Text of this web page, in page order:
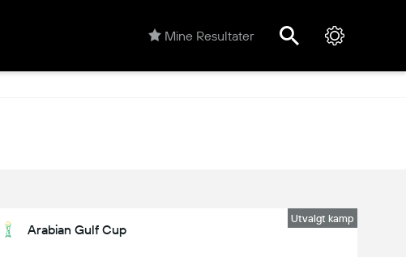
Mine Resultater
Utvalgt kamp
Arabian Gulf Cup